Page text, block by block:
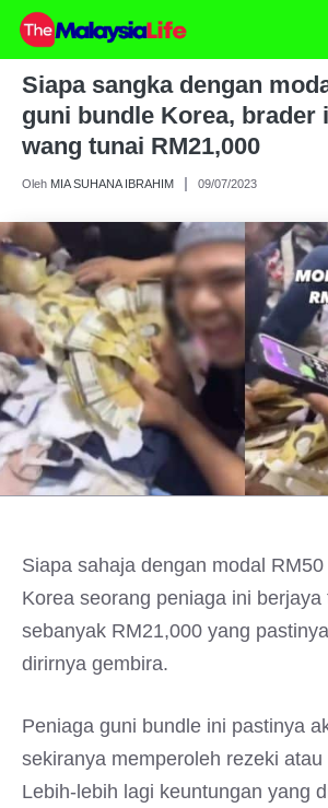
Skip
content
Siapa sangka dengan
guni bundle Korea, brader
wang tunai RM21,000
Oleh MIA SUHANA IBRAHIM 09/07/2023
Siapa sahaja dengan modal
Korea seorang peniaga ini berjaya
sebanyak RM21,000 yang
dirirnya gembira.
Peniaga guni bundle ini pastinya
sekiranya memperoleh rezeki atau
Lebih-lebih lagi keuntungan yang